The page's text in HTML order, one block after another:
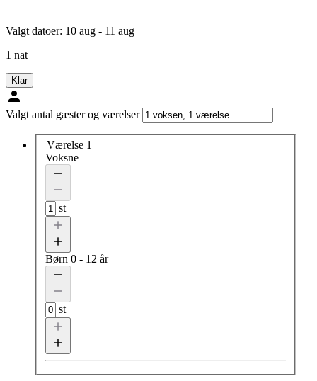
Valgt datoer: 10 aug - 11 aug
1 nat
Klar
Valgt antal gæster og værelser
Værelse 1
Voksne
st
Børn 0 - 12 år
st